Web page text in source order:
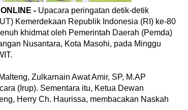
- Upacara peringatan detik-detik
Kemerdekaan Republik Indonesia (RI) ke-80
khidmat oleh Pemerintah Daerah (Pemda)
Nusantara, Kota Masohi, pada Minggu
Zulkarnain Awat Amir, SP, M.AP
(Irup). Sementara itu, Ketua Dewan
Herry Ch. Haurissa, membacakan Naskah